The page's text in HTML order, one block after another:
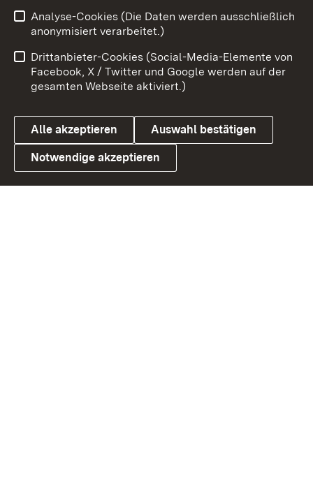
Link zum Landesportal
Benutzungshinweise
Barrierefreiheit
Datenschutz
Cookies
Analyse-Cookies (Die Daten werden ausschließlich
anonymisiert verarbeitet.)
Drittanbieter-Cookies (Social-Media-Elemente von
Facebook, X / Twitter und Google werden auf der
gesamten Webseite aktiviert.)
Alle akzeptieren Auswahl bestätigen
Notwendige akzeptieren